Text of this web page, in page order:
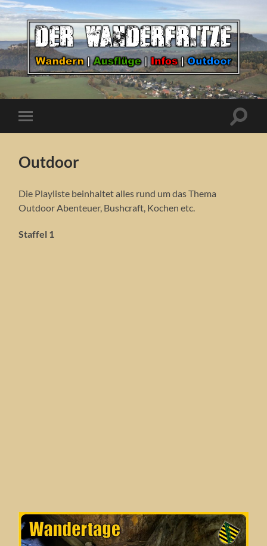
Der
WanderFritze
Mobile-
Menü
Outdoor
Die Playliste beinhaltet alles rund um das Thema
Outdoor Abenteuer, Bushcraft, Kochen etc.
Staffel 1